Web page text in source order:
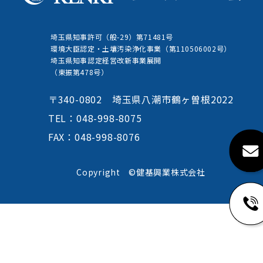
埼玉県知事許可（般-29）第71481号
環境大臣認定・土壤汚染浄化事業（第110506002号）
埼玉県知事認定経営改新事業展開
（東振第478号）
〒340-0802 埼玉県八潮市鶴ヶ曽根2022
TEL：048-998-8075
FAX：048-998-8076
Copyright ©健基興業株式会社